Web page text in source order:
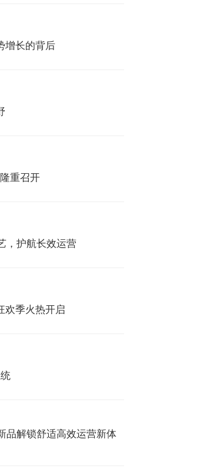
增长的背后
重召开
，护航长效运营
欢季火热开启
品解锁舒适高效运营新体